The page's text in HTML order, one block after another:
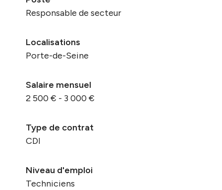
Responsable de secteur
Localisations
Porte-de-Seine
Salaire mensuel
2 500 € - 3 000 €
Type de contrat
CDI
Niveau d'emploi
Techniciens